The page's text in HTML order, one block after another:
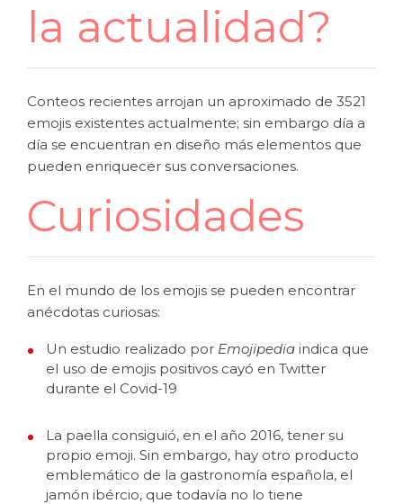
la actualidad?
Conteos recientes arrojan un aproximado de 3521
emojis existentes actualmente; sin embargo día a
día se encuentran en diseño más elementos que
pueden enriquecer sus conversaciones.
Curiosidades
En el mundo de los emojis se pueden encontrar
anécdotas curiosas:
Un estudio realizado por Emojipedia indica que
el uso de emojis positivos cayó en Twitter
durante el Covid-19
La paella consiguió, en el año 2016, tener su
propio emoji. Sin embargo, hay otro producto
emblemático de la gastronomía española, el
jamón ibércio, que todavía no lo tiene